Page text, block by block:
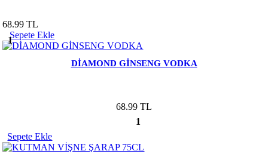
68.99 TL
1
Sepete Ekle
DİAMOND GİNSENG VODKA
68.99 TL
1
Sepete Ekle